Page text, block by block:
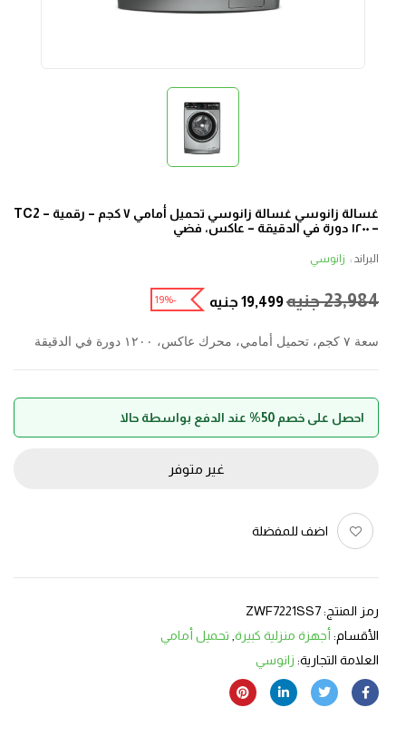
غسالة زانوسي غسالة زانوسي تحميل أمامي ٧ كجم – رقمية – TC2
– ١٢٠٠ دورة في الدقيقة – عاكس، فضي
البراند : زانوسي
23,984جنيه19,499 جنيه -19%
سعة ٧ كجم، تحميل أمامي، محرك عاكس، ١٢٠٠ دورة في الدقيقة
احصل على خصم 50% عند الدفع بواسطة حالا
غير متوفر
اضف للمفضلة
رمز المنتج:ZWF7221SS7
الأقسام: أجهزة منزلية كبيرة تحميل أمامي
العلامة التجارية: زانوسي